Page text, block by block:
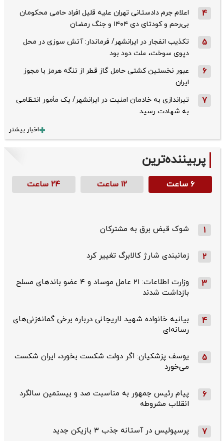
4
اعلام جرم دادستانی تهران علیه قلیل افراد حامی محکومان
بی‌رحم و کودتای دی‌ ۱۴۰۴ و جنگ رمضان
5
تکذیب ‌انفجار در ایرانشهر/ فرماندار: آتش سوزی در محل
دپوی سوخت، علت دود بود
6
عبور نخستین کشتی حامل گاز قطر از تنگه هرمز با مجوز
ایران
7
تیراندازی به خادمان امنیت در ایرانشهر/ یک مأمور انتظامی
به شهادت رسید
اخبار بیشتر
پربیننده‌ترین
۶ ساعت ۱۲ ساعت ۲۴ ساعت
1 شوک قبض برق به مشترکان
2 زمانبندی شارژ کالابرگ تغییر کرد
3
وزارت اطلاعات: ۲۱ عامل موساد و ۴ عضو باندهای مسلح
بازداشت شدند
4
بیانیه خانواده شهید لاریجانی درباره برخی گمانه‌زنی‌های
رسانه‌ای
5
یوسف پزشکیان: اگر دولت شکست بخورد، ایران شکست
می‌خورد
6
پیام رئیس جمهور به مناسبت صد و بیستمین سالگرد
انقلاب مشروطه
7 پرسپولیس در آستانه جذب ۳ بازیکن جدید